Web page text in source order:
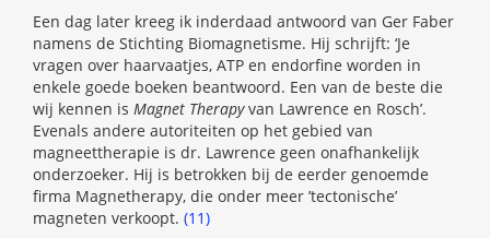
Een dag later kreeg ik inderdaad antwoord van Ger Faber
namens de Stichting Biomagnetisme. Hij schrijft: ‘Je
vragen over haarvaatjes, ATP en endorfine worden in
enkele goede boeken beantwoord. Een van de beste die
wij kennen is Magnet Therapyvan Lawrence en Rosch’.
Evenals andere autoriteiten op het gebied van
magneettherapie is dr. Lawrence geen onafhankelijk
onderzoeker. Hij is betrokken bij de eerder genoemde
firma Magnetherapy, die onder meer ’tectonische’
magneten verkoopt. (11)